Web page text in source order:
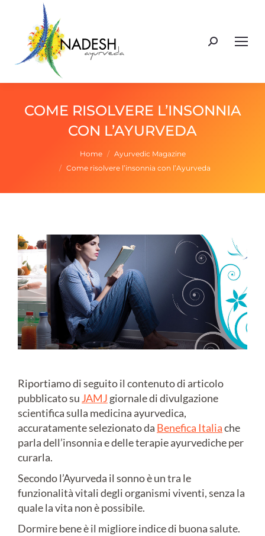
Cerca:
COME RISOLVERE L’INSONNIA
CON L’AYURVEDA
Home
Ayurvedic Magazine
Come risolvere l’insonnia con l’Ayurveda
Riportiamo di seguito il contenuto di articolo
pubblicato su JAMJ giornale di divulgazione
scientifica sulla medicina ayurvedica,
accuratamente selezionato da Benefica Italiache
parla dell’insonnia e delle terapie ayurvediche per
curarla.
Secondo l’Ayurveda il sonno è un tra le
funzionalità vitali degli organismi viventi, senza la
quale la vita non è possibile.
Dormire bene è il migliore indice di buona salute.